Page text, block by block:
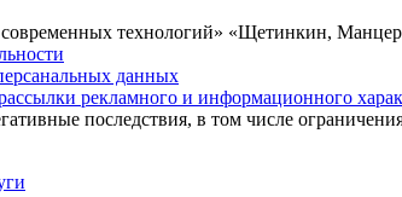
технологий» «Щетинкин,
данных
рекламного и информационного
последствия, в том числе